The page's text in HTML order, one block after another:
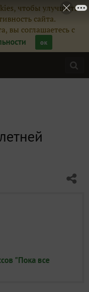
чтобы улучшить
сайта.
вы соглашаетесь с
ок
"Пока все